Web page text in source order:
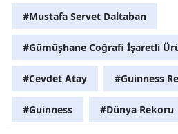
#Mustafa Servet Daltaban
#Gümüşhane Coğrafi İşaretli
#Cevdet Atay #Guinness
#Guinness #Dünya Rekoru